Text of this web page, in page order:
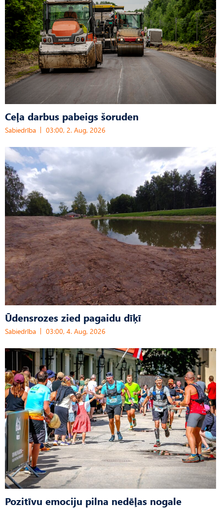
Ceļa darbus pabeigs šoruden
Sabiedrība 03:00, 2. Aug, 2026
Ūdensrozes zied pagaidu dīķī
Sabiedrība 03:00, 4. Aug, 2026
Pozitīvu emociju pilna nedēļas nogale